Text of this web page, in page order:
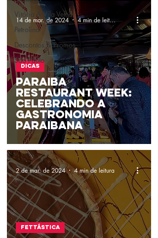
Vitória & Vila Velha
Petrolina
Descontos & Promos
São Paulo
Paraíba
Restaurant Week:
Celebrando a
Gastronomia
Paraibana
Dicas
14 de mar. de 2024 4 min de leitura
Fettástica
2 de mar. de 2024 4 min de leitura